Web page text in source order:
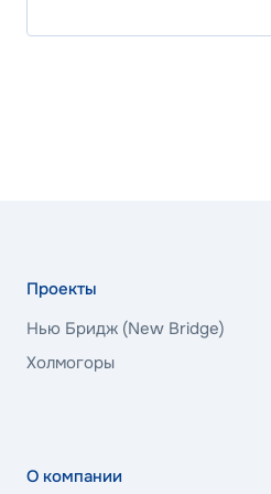
Проекты
Нью Бридж (New Bridge)
Холмогоры
О компании